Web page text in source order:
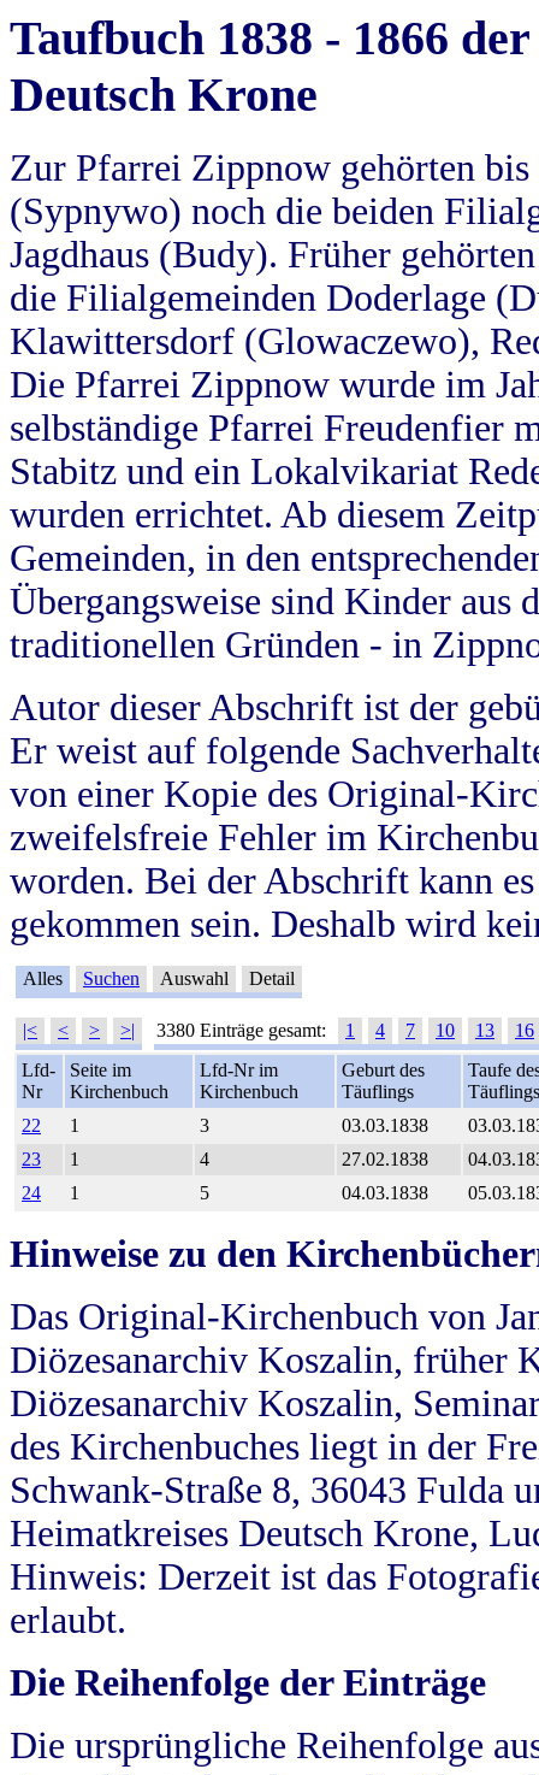
Taufbuch 1838 - 1866
Deutsch Krone
Zur Pfarrei Zippnow gehörten
(Sypnywo) noch die beiden
Jagdhaus (Budy). Früher
die Filialgemeinden Doderlage
Klawittersdorf (Glowaczewo),
Die Pfarrei Zippnow wurde im
selbständige Pfarrei Freudenfier
Stabitz und ein Lokalvikariat
wurden errichtet. Ab diesem
Gemeinden, in den
Übergangsweise sind Kinder aus
traditionellen Gründen - in
Autor dieser Abschrift ist der
Er weist auf folgende
von einer Kopie des Original-
zweifelsfreie Fehler im
worden. Bei der Abschrift kann
gekommen sein. Deshalb wird
Alles Suchen Auswahl Detail
|< < > >| 3380 Einträge gesamt: 1 4 7 10 13
16
Lfd-
Nr
Seite im
Kirchenbuch
Lfd-Nr im
Kirchenbuch
Geburt des
Täuflings
Taufe
Täuflings
22
1 3 03.03.1838
23
1 4 27.02.1838
24
1 5 04.03.1838
Hinweise zu den
Das Original-Kirchenbuch von
Diözesanarchiv Koszalin, früher
Diözesanarchiv Koszalin,
des Kirchenbuches liegt in der
Schwank-Straße 8, 36043 Fulda
Heimatkreises Deutsch Krone,
Hinweis: Derzeit ist das
erlaubt.
Die Reihenfolge der Einträge
Die ursprüngliche Reihenfolge